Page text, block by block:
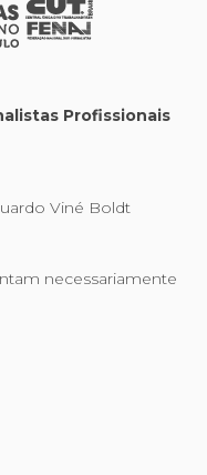
Profissionais
Viné Boldt
necessariamente